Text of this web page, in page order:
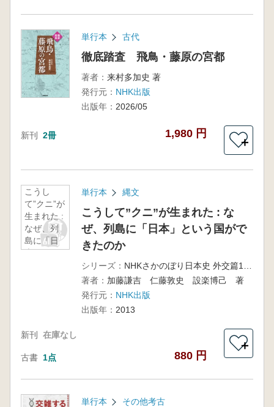
単行本 古代
徹底踏査 飛鳥・藤原の宮都
著者： 来村多加史 著
発行元： NHK出版
出版年： 2026/05
新刊 2冊 1,980 円
＋
こうし
て”クニ”が
生まれた :
なぜ、列
島に「日
本」とい
単行本 縄文
こうして”クニ”が生まれた : な
ぜ、列島に「日本」という国がで
きたのか
シリーズ：
著者： 加藤謙吉 仁藤敦史 設楽博己 著
発行元： NHK出版
出版年： 2013
新刊 在庫なし
古書 1点 880 円
＋
単行本 その他考古